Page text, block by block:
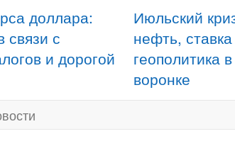
доллара:
связи с
и дорогой
Июльский
нефть,
геополитика
воронке